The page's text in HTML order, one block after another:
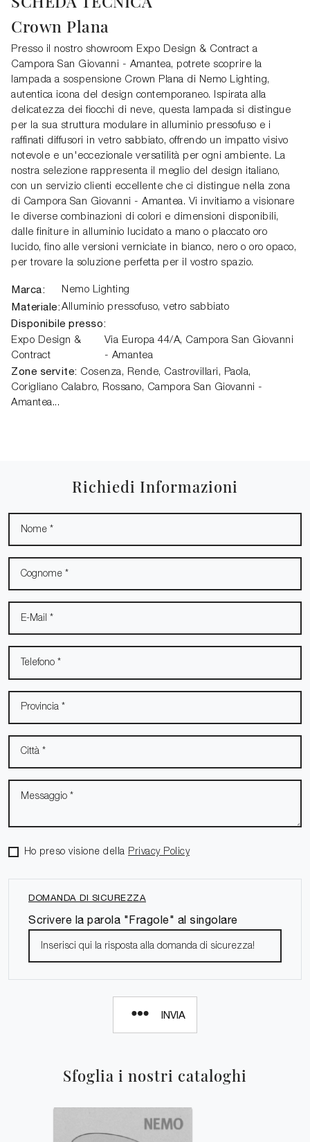
Crown Plana
Presso il nostro showroom Expo Design & Contract a
Campora San Giovanni - Amantea, potrete scoprire la
lampada a sospensione Crown Plana di Nemo Lighting,
autentica icona del design contemporaneo. Ispirata alla
delicatezza dei fiocchi di neve, questa lampada si distingue
per la sua struttura modulare in alluminio pressofuso e i
raffinati diffusori in vetro sabbiato, offrendo un impatto visivo
notevole e un'eccezionale versatilità per ogni ambiente. La
nostra selezione rappresenta il meglio del design italiano,
con un servizio clienti eccellente che ci distingue nella zona
di Campora San Giovanni - Amantea. Vi invitiamo a visionare
le diverse combinazioni di colori e dimensioni disponibili,
dalle finiture in alluminio lucidato a mano o placcato oro
lucido, fino alle versioni verniciate in bianco, nero o oro opaco,
per trovare la soluzione perfetta per il vostro spazio.
Marca: Nemo Lighting
Materiale: Alluminio pressofuso, vetro sabbiato
Disponibile presso:
Expo Design &
Contract
Via Europa 44/A, Campora San Giovanni
- Amantea
Zone servite: Cosenza, Rende, Castrovillari, Paola,
Corigliano Calabro, Rossano, Campora San Giovanni -
Amantea...
Sfoglia i nostri cataloghi
Richiedi Informazioni
Ho preso visione della Privacy Policy
DOMANDA DI SICUREZZA
Scrivere la parola "Fragole" al singolare
INVIA